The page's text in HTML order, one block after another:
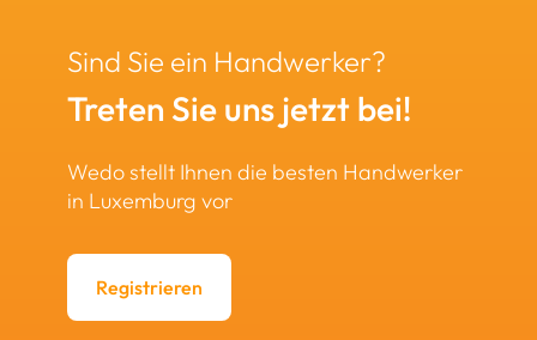
Sind Sie ein Handwerker?
Treten Sie uns jetzt bei!
Wedo stellt Ihnen die besten Handwerker
in Luxemburg vor
Registrieren